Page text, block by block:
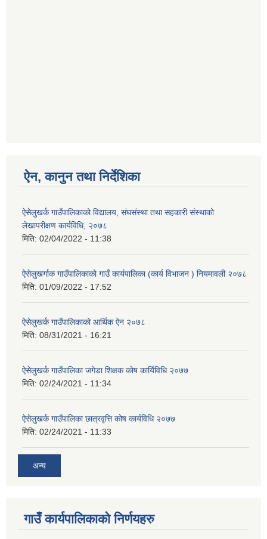
ऐन, कानुन तथा निर्देशिका
ऐसेलुखर्क गाउँपालिकाको विद्यालय, संघसंस्था तथा सहकारी संस्थाको
लेखापरीक्षण कार्यविधि, २०७८
मिति: 02/04/2022 - 11:38
ऐसेलुखर्गाक गाउँपालिकाको गाउँ कार्यपालिका (कार्य विभाजन ) नियमावली २०७८
मिति: 01/09/2022 - 17:52
ऐसेलुखर्क गाउँपालिकाको आर्थिक ऐन २०७८
मिति: 08/31/2021 - 16:21
ऐसेलुखर्क गाउँपालिका जगेडा शिक्षक कोष कार्यिविधि २०७७
मिति: 02/24/2021 - 11:34
ऐसेलुखर्क गाउँपालिका छात्रवृत्ति कोष कार्यविधि २०७७
मिति: 02/24/2021 - 11:33
अन्य
गाउँ कार्यपालिकाको निर्णयहरु